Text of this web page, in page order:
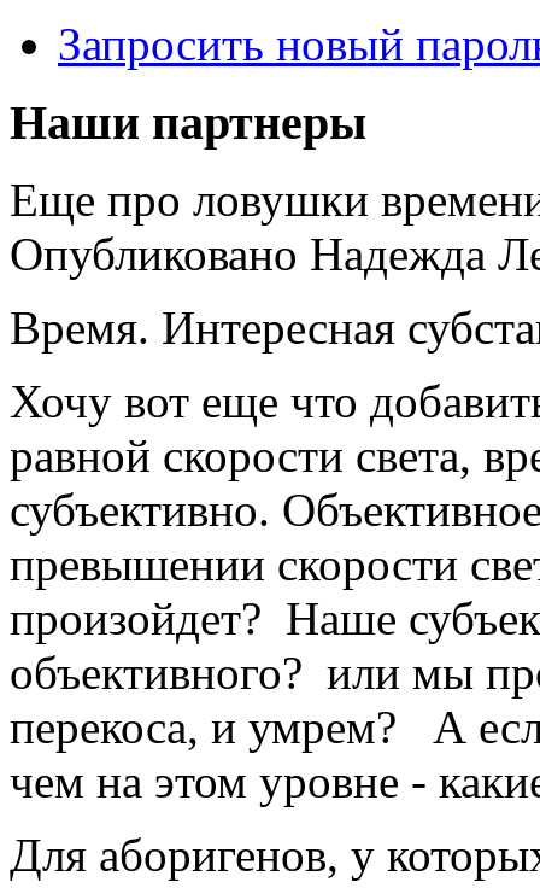
Запросить новый
Наши партнеры
Еще про ловушки
Опубликовано Надежда
Время. Интересная
Хочу вот еще что
равной скорости света,
субъективно.
превышении скорости
произойдет? Наше
объективного? или мы
перекоса, и умрем? А
чем на этом уровне -
Для аборигенов, у